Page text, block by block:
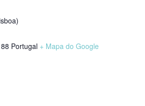
Portugal + Mapa do Google